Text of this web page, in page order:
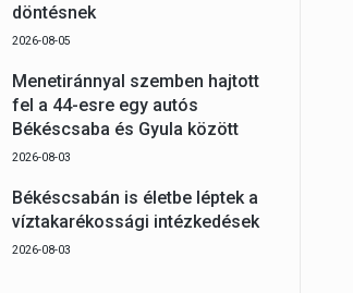
döntésnek
2026-08-05
Menetiránnyal szemben hajtott
fel a 44-esre egy autós
Békéscsaba és Gyula között
2026-08-03
Békéscsabán is életbe léptek a
víztakarékossági intézkedések
2026-08-03